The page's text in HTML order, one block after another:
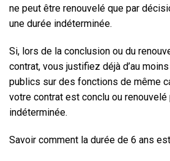
ne peut être renouvelé que par
une durée indéterminée.
Si, lors de la conclusion ou du
contrat, vous justifiez déjà d’au
publics sur des fonctions de même
votre contrat est conclu ou renouvelé
indéterminée.
Savoir comment la durée de 6 ans